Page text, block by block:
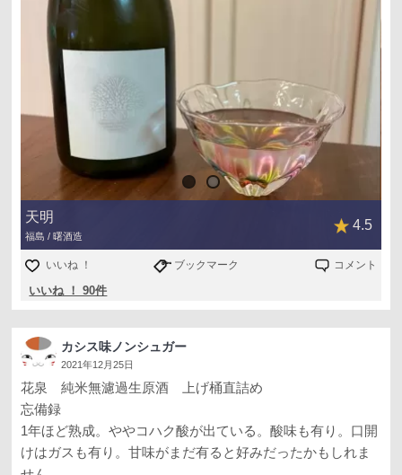
天明
福島 / 曙酒造
4.5
いいね ！ ブックマーク コメント
いいね ！ 90件
カシス味ノンシュガー
2021年12月25日
花泉 純米無濾過生原酒 上げ桶直詰め
忘備録
1年ほど熟成。ややコハク酸が出ている。酸味も有り。口開
けはガスも有り。甘味がまだ有ると好みだったかもしれま